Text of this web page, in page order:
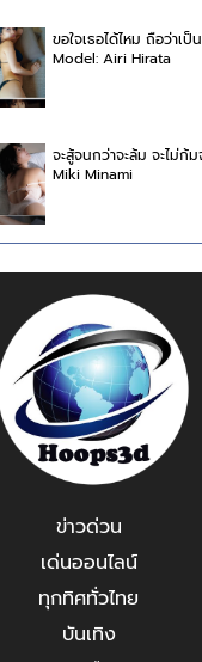
ขอใจเธอได้ไหม ถือว่าเ
Model: Airi Hirata
จะสู้จนกว่าจะล้ม จะไม่ก้
Miki Minami
ข่าวด่วน
เด่นออนไลน์
ทุกทิศทั่วไทย
บันเทิง